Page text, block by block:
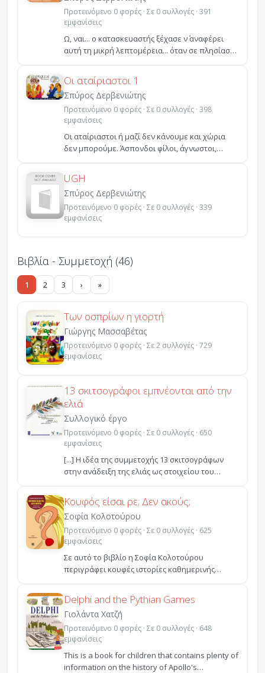
Προτεινόμενο 0 φορές · Σε 0 συλλογές · 391
εμφανίσεις
Ω, ναι... ο κατασκευαστής ξέχασε ν΄ αναφέρει
αυτή τη μικρή λεπτομέρεια... όταν σε πλησίασε
ο εξουσιο...
Οι αταίριαστοι 1
Σπύρος Δερβενιώτης
Προτεινόμενο 0 φορές · Σε 0 συλλογές · 398
εμφανίσεις
Οι αταίριαστοι ή μαζί δεν κάνουμε και χώρια
δεν μπορούμε. Άσπονδοι φίλοι, άγνωστοι,
κυνικοί και ευαί...
UGH
Σπύρος Δερβενιώτης
Προτεινόμενο 0 φορές · Σε 0 συλλογές · 339
εμφανίσεις
Βιβλία - Συμμετοχή (46)
1 2 3 › »
Των οσπρίων η γιορτή
Γιώργης Μασσαβέτας
Προτεινόμενο 0 φορές · Σε 2 συλλογές · 729
εμφανίσεις
13 σκιτσογράφοι εμπνέονται από την
ελιά
Συλλογικό έργο
Προτεινόμενο 0 φορές · Σε 0 συλλογές · 650
εμφανίσεις
[...] Η ιδέα της συμμετοχής 13 σκιτσογράφων
στην ανάδειξη της ελιάς ως στοιχείου του
ελληνικού μεσογ...
Κουφός είσαι ρε; Δεν ακούς;
Σοφία Κολοτούρου
Προτεινόμενο 0 φορές · Σε 0 συλλογές · 625
εμφανίσεις
Σε αυτό το βιβλίο η Σοφία Κολοτούρου
περιγράφει κουφές ιστορίες καθημερινής
τρέλας από τη ζωή ενός μ...
Delphi and the Pythian Games
Γιολάντα Χατζή
Προτεινόμενο 0 φορές · Σε 0 συλλογές · 648
εμφανίσεις
This is a book for children that contains plenty of
information on the history of Apollo's